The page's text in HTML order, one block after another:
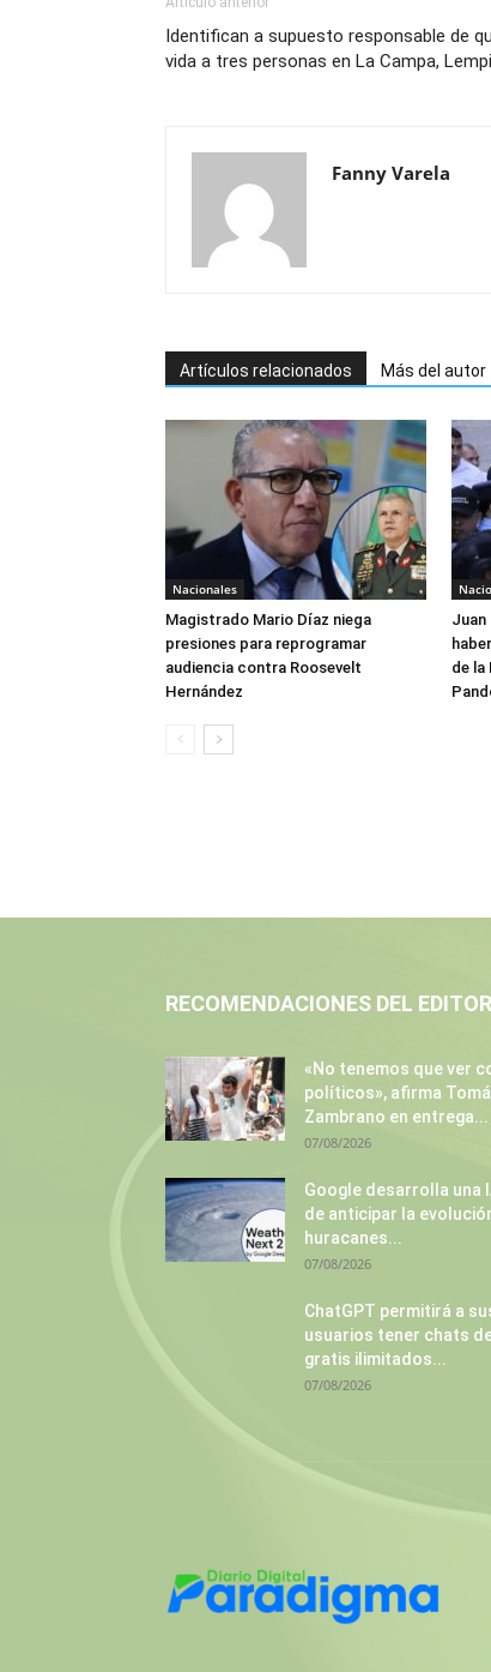
Identifican a supuesto responsable de
vida a tres personas en La Campa,
Fanny Varela
Artículos relacionados Más del autor
Nacionales
Magistrado Mario Díaz niega
presiones para reprogramar
audiencia contra Roosevelt
Hernández
Juan
de la
RECOMENDACIONES DEL EDITOR
«No tenemos que ver
políticos», afirma
Zambrano en entrega...
07/08/2026
Google desarrolla una
de anticipar la
huracanes...
07/08/2026
ChatGPT permitirá a
usuarios tener chats
gratis ilimitados...
07/08/2026